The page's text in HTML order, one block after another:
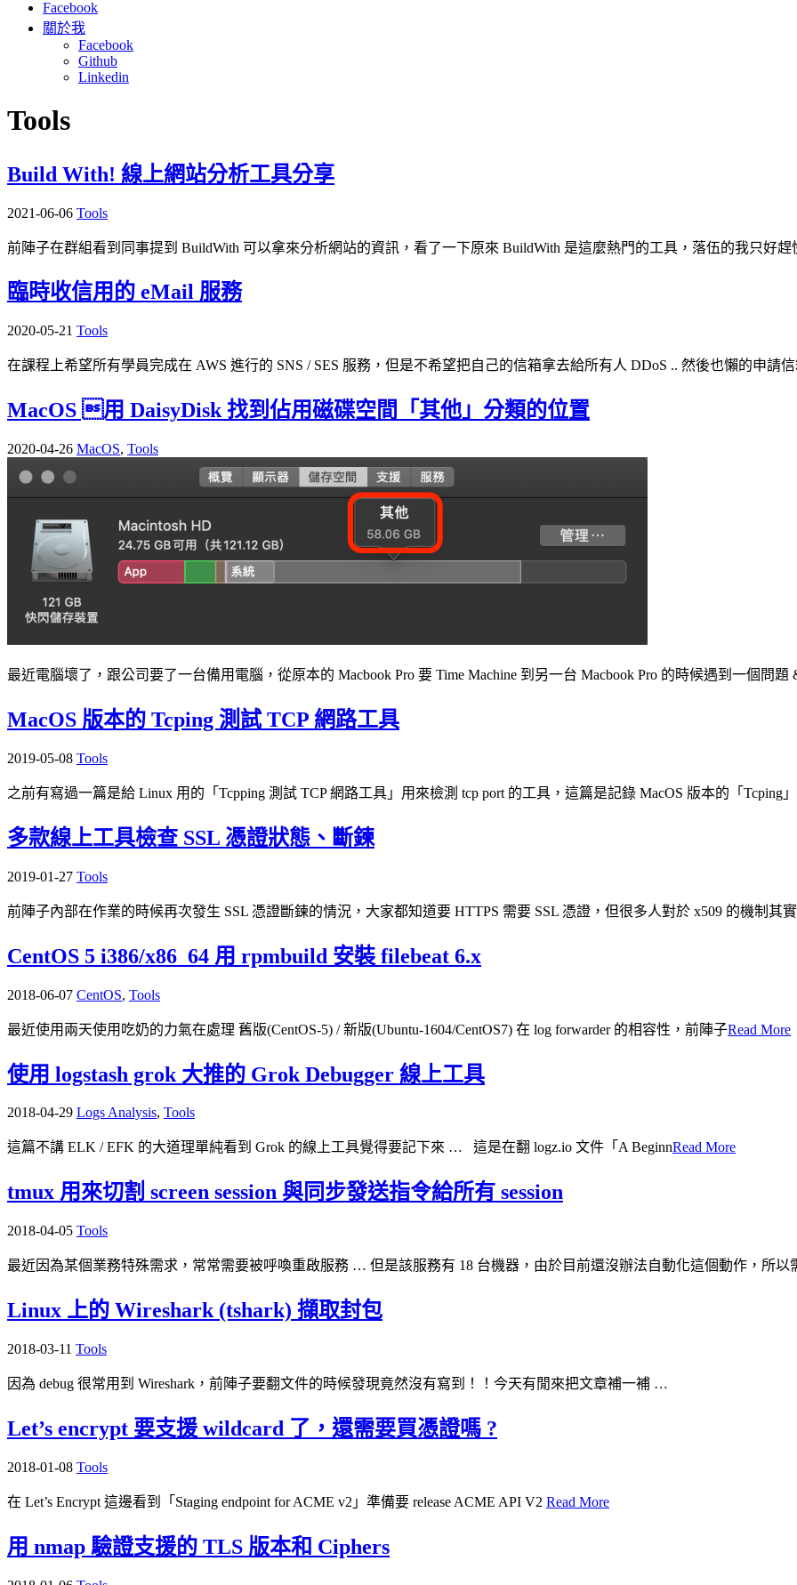
Facebook
關於我
Facebook
Github
Linkedin
Tools
Build With! 線上網站分析工具分享
2021-06-06 Tools
前陣子在群組看到同事提到 BuildWith 可以拿來分析網站的資訊，看了一下原來 BuildWith 是這麼熱門的工具，落伍的我只好趕
臨時收信用的 eMail 服務
2020-05-21 Tools
在課程上希望所有學員完成在 AWS 進行的 SNS / SES 服務，但是不希望把自己的信箱拿去給所有人 DDoS .. 然後也懶的申請
MacOS 用 DaisyDisk 找到佔用磁碟空間「其他」分類的位置
2020-04-26 MacOS, Tools
最近電腦壞了，跟公司要了一台備用電腦，從原本的 Macbook Pro 要 Time Machine 到另一台 Macbook Pro 的時候遇到一個問題
MacOS 版本的 Tcping 測試 TCP 網路工具
2019-05-08 Tools
之前有寫過一篇是給 Linux 用的「Tcpping 測試 TCP 網路工具」用來檢測 tcp port 的工具，這篇是記錄 MacOS 版本的「Tcping」
多款線上工具檢查 SSL 憑證狀態、斷鍊
2019-01-27 Tools
前陣子內部在作業的時候再次發生 SSL 憑證斷鍊的情況，大家都知道要 HTTPS 需要 SSL 憑證，但很多人對於 x509 的機制其
CentOS 5 i386/x86_64 用 rpmbuild 安裝 filebeat 6.x
2018-06-07 CentOS, Tools
最近使用兩天使用吃奶的力氣在處理 舊版(CentOS-5) / 新版(Ubuntu-1604/CentOS7) 在 log forwarder 的相容性，前陣子Read More
使用 logstash grok 大推的 Grok Debugger 線上工具
2018-04-29 Logs Analysis, Tools
這篇不講 ELK / EFK 的大道理單純看到 Grok 的線上工具覺得要記下來 … 這是在翻 logz.io 文件「A BeginnRead More
tmux 用來切割 screen session 與同步發送指令給所有 session
2018-04-05 Tools
最近因為某個業務特殊需求，常常需要被呼喚重啟服務 … 但是該服務有 18 台機器，由於目前還沒辦法自動化這個動作，所
Linux 上的 Wireshark (tshark) 擷取封包
2018-03-11 Tools
因為 debug 很常用到 Wireshark，前陣子要翻文件的時候發現竟然沒有寫到！！今天有閒來把文章補一補 …
Let’s encrypt 要支援 wildcard 了，還需要買憑證嗎 ?
2018-01-08 Tools
在 Let’s Encrypt 這邊看到「Staging endpoint for ACME v2」準備要 release ACME API V2 Read More
用 nmap 驗證支援的 TLS 版本和 Ciphers